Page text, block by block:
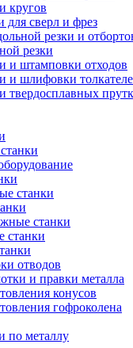
кругов
для сверл и фрез
резки и
резки
и штамповки отходов
и шлифовки
твердосплавных
станки
станки
станки
отводов
и правки металла
конусов
гофроколена
по металлу